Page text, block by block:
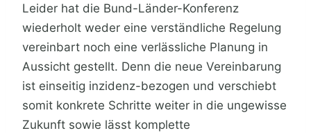
Leider hat die Bund-Länder-Konferenz
wiederholt weder eine verständliche Regelung
vereinbart noch eine verlässliche Planung in
Aussicht gestellt. Denn die neue Vereinbarung
ist einseitig inzidenz-bezogen und verschiebt
somit konkrete Schritte weiter in die ungewisse
Zukunft sowie lässt komplette